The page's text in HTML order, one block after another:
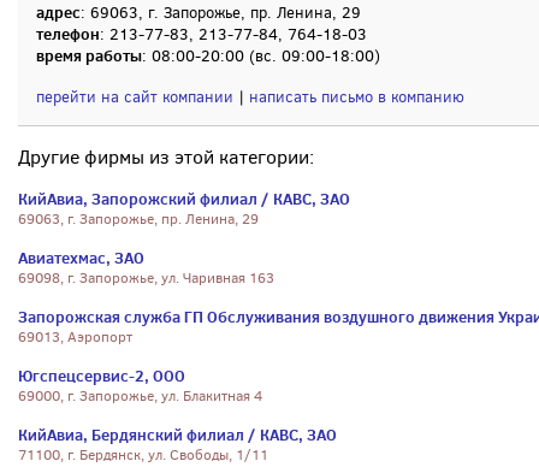
адрес: 69063, г. Запорожье, пр. Ленина, 29
телефон: 213-77-83, 213-77-84, 764-18-03
время работы: 08:00-20:00 (вс. 09:00-18:00)
перейти на сайт компании | написать письмо в компанию
Другие фирмы из этой категории:
КийАвиа, Запорожский филиал / КАВС, ЗАО
69063, г. Запорожье, пр. Ленина, 29
Авиатехмас, ЗАО
69098, г. Запорожье, ул. Чаривная 163
Запорожская служба ГП Обслуживания воздушного движения
69013, Аэропорт
Югспецсервис-2, ООО
69000, г. Запорожье, ул. Блакитная 4
КийАвиа, Бердянский филиал / КАВС, ЗАО
71100, г. Бердянск, ул. Свободы, 1/11